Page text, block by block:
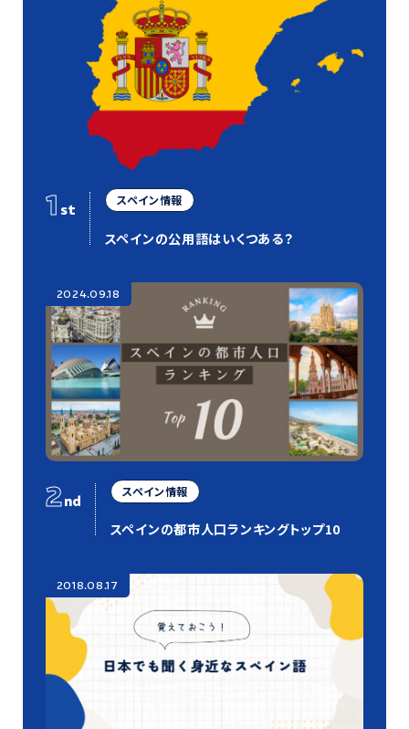
1 st
スペイン情報
スペインの公用語はいくつある？
2024.09.18
2nd
スペイン情報
スペインの都市人口ランキングトップ10
2018.08.17